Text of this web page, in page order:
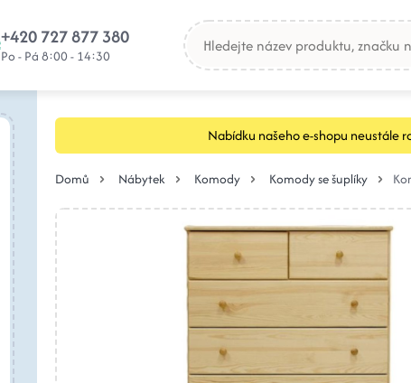
+420 727 877 380
Po - Pá 8:00 - 14:30
Nabídku našeho e-shopu neustále
Domů Nábytek Komody Komody se šuplíky